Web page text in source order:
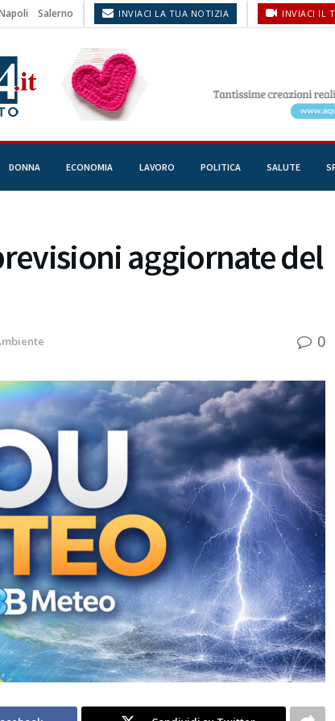
Salerno INVIACI LA TUA NOTIZIA INVIACI IL
DONNA ECONOMIA LAVORO POLITICA SALUTE
aggiornate del
0